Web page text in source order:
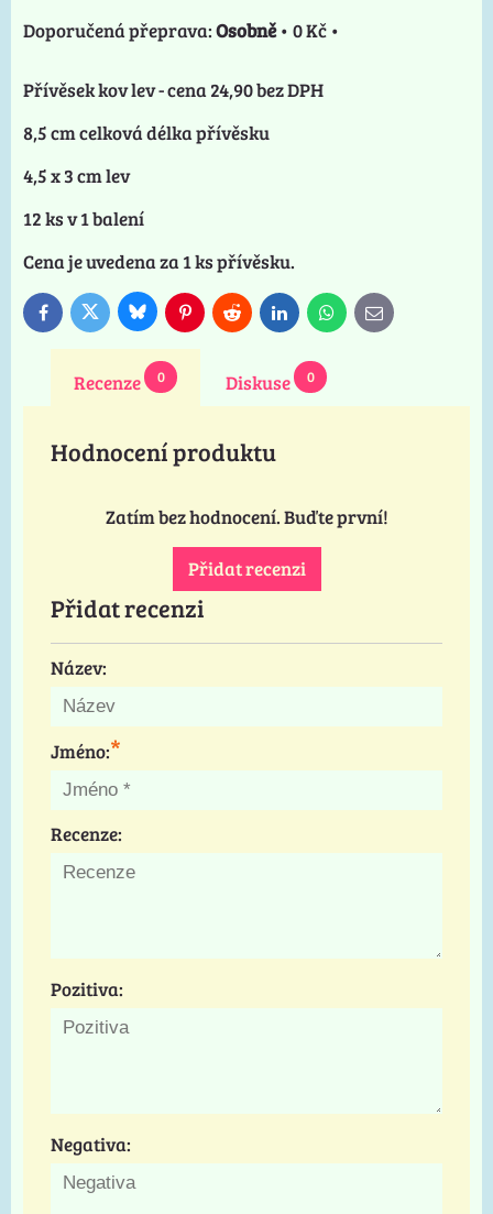
Osobně• 0 Kč •
Přívěsek kov lev - cena 24,90 bez DPH
8,5 cm celková délka přívěsku
4,5 x 3 cm lev
12 ks v 1 balení
Cena je uvedena za 1 ks přívěsku.
FacebookTwitterBlueskyPinterestReddit LinkedInWhatsApp
E-
mail
Recenze 0 Diskuse 0
Hodnocení produktu
Zatím bez hodnocení. Buďte první!
Přidat recenzi
Přidat recenzi
Název:
Jméno:*
Recenze:
Pozitiva:
Negativa: